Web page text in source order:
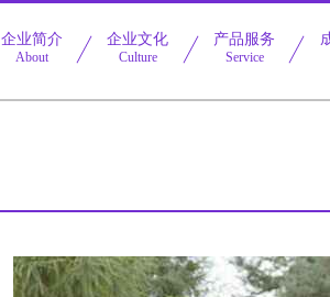
企业简介
About
企业文化
Culture
产品服务
Service